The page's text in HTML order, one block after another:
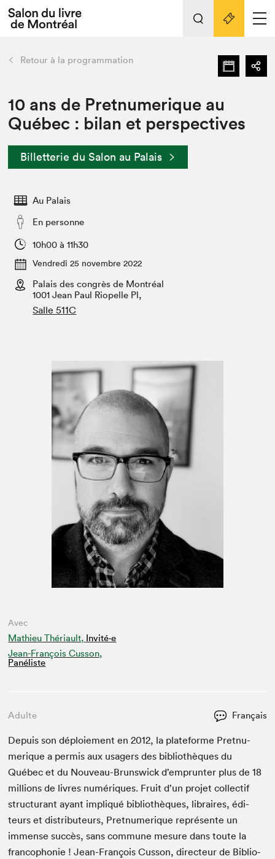
Espace médias
Espace exposant⋅e⋅s
Espace enseignant·e·s
Espace pro
Tout sur l'édition 2022
Actualités
Vidéos et Balados
retour Nos activités
Édition 2022
Planifier sa visite
Nous connaître
Projets partenaires 2022
Archives
Liens pratiques
Retour à la programmation
10 ans de Pretnumerique au
Québec : bilan et perspectives
Billetterie du Salon au Palais
Au Palais
En personne
10h00 à 11h30
Vendredi 25 novembre 2022
Palais des congrès de Montréal
1001 Jean Paul Riopelle Pl,
Salle 511C
Avec
Mathieu Thériault, Invité⋅e
Jean-François Cusson,
Panéliste
Adulte Français
Depuis son déploiement en2012, la plate­forme Pret­nu­
merique a per­mis aux usagers des bib­lio­thèques du
Québec et du Nou­veau-Brunswick d’emprunter plus de18
mil­lions de livres numériques. Fruit d’un pro­jet col­lec­tif
struc­turant ayant impliqué bib­lio­thèques, libraires, édi­
teurs et dis­trib­u­teurs, Pret­nu­merique représente un
immense suc­cès, sans com­mune mesure dans toute la
fran­coph­o­nie ! Jean-François Cus­son, directeur de Bib­lio­